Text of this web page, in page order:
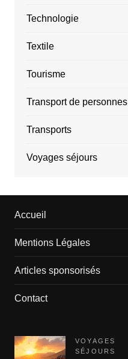
Technologie
Textile
Tourisme
Transport de personnes
Transports
Voyages séjours
Accueil
Mentions Légales
Articles sponsorisés
Contact
VOYAGES
SÉJOURS